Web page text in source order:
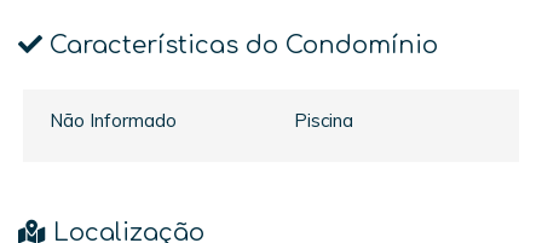
Características do Condomínio
Não Informado Piscina
Localização